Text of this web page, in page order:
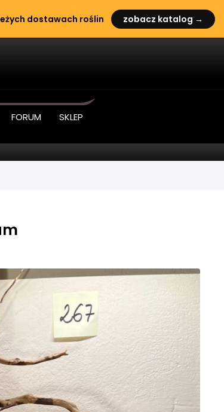
dostawach roślin zobacz katalog →
FORUM SKLEP